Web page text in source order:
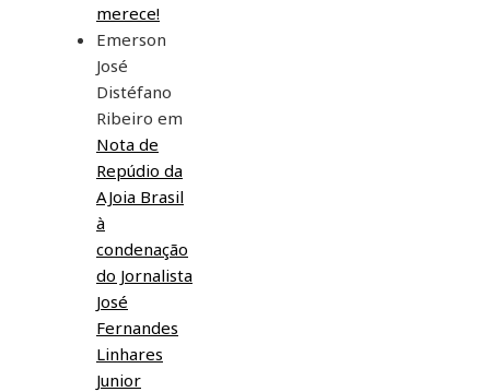
merece!
Emerson
José
Distéfano
Ribeiro em
Nota de
Repúdio da
AJoia Brasil
à
condenação
do Jornalista
José
Fernandes
Linhares
Junior